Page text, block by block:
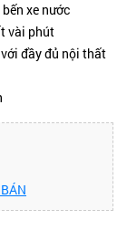
xe nước
vài phút
đầy đủ nội thất